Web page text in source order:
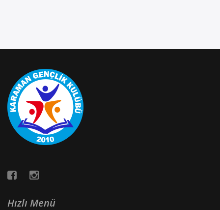
Hızlı Menü